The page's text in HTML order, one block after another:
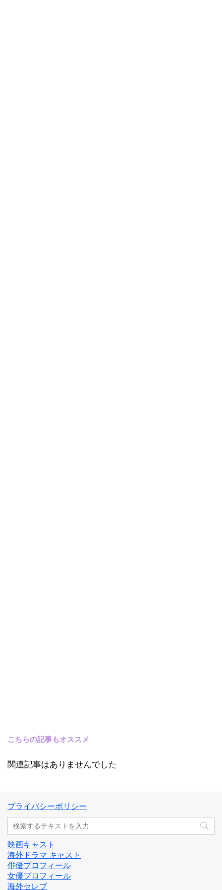
こちらの記事もオススメ
関連記事はありませんでした
プライバシーポリシー
映画キャスト
海外ドラマ キャスト
俳優プロフィール
女優プロフィール
海外セレブ